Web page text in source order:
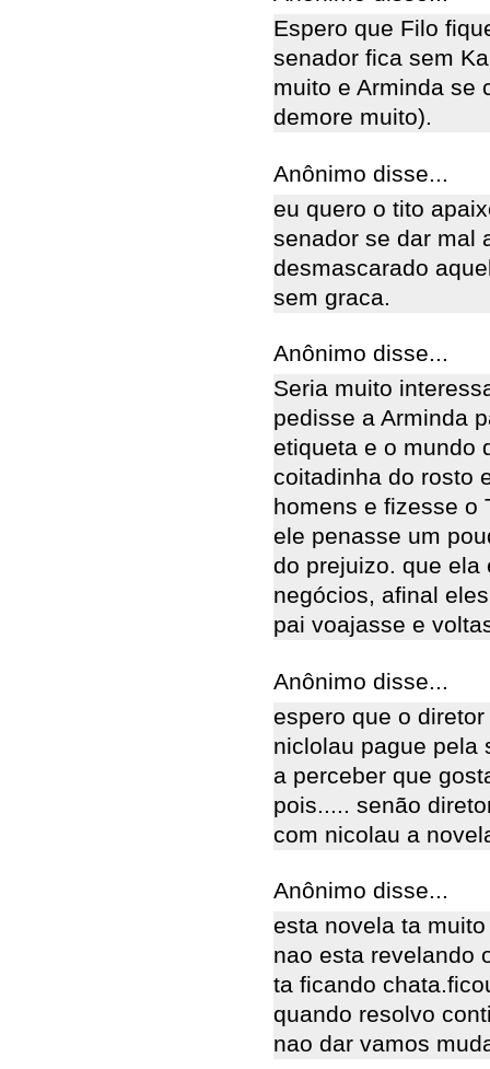
Espero que Filo
senador fica sem
muito e Arminda se
demore muito).
Anônimo disse...
eu quero o tito
senador se dar mal
desmascarado
sem graca.
Anônimo disse...
Seria muito
pedisse a Arminda
etiqueta e o mundo
coitadinha do rosto
homens e fizesse o
ele penasse um
do prejuizo. que ela
negócios, afinal
pai voajasse e
Anônimo disse...
espero que o
niclolau pague pela
a perceber que
pois..... senão
com nicolau a
Anônimo disse...
esta novela ta
nao esta revelando
ta ficando
quando resolvo
nao dar vamos